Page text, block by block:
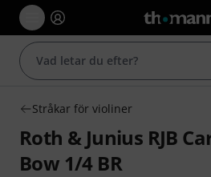
Stråkar för violiner
Roth & Junius RJB
Bow 1/4 BR